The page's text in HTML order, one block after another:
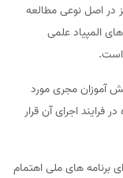
در اصل نوعی مطالعه
المپیاد علمی
است.
آموزان مجری مورد
تا ۱۹ اردیبهشت ماه در فرایند اجرای آن قرار
برنامه های ملی اهتمام